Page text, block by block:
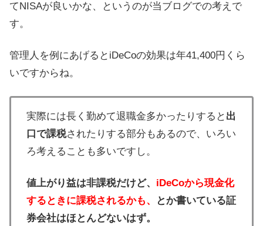
てNISAが良いかな、というのが当ブログでの考えで
す。
管理人を例にあげるとiDeCoの効果は年41,400円くら
いですからね。
実際には長く勤めて退職金多かったりすると 出
口で課税されたりする部分もあるので、いろい
ろ考えることも多いですし。
値上がり益は非課税だけど、 iDeCoから現金化
するときに課税されるかも、
とか書いている証
券会社はほとんどないはず。